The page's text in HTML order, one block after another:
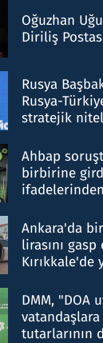
Oğuzhan
Diriliş
Rusya
Rusya-
stratejik
Ahbap
birbirine
Ankara'da
lirasını
Kırıkkale'de
DMM, "DOA
tutarlarının